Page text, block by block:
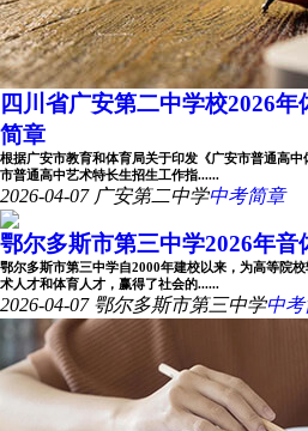
四川省广安第二中学校2026
简章
根据广安市教育和体育局关于印发《广安市普通高
市普通高中艺术特长生招生工作指......
2026-04-07 广安第二中学中考简章
鄂尔多斯市第三中学2026年
鄂尔多斯市第三中学自2000年建校以来，为高等院
术人才和体育人才，赢得了社会的......
2026-04-07 鄂尔多斯市第三中学中